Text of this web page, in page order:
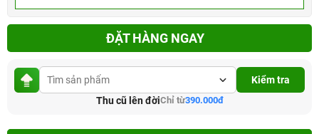
ĐẶT HÀNG NGAY
Kiểm tra
Thu cũ lên đờiChỉ từ390.000đ